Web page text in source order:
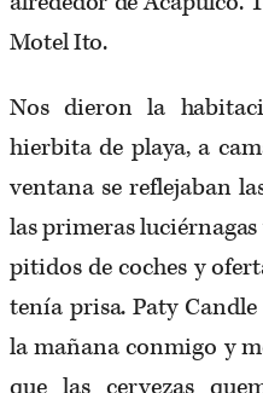
Motel Ito.
Nos dieron la
hierbita de playa, a
ventana se reflejaban
las primeras
pitidos de coches y
tenía prisa. Paty
la mañana conmigo y